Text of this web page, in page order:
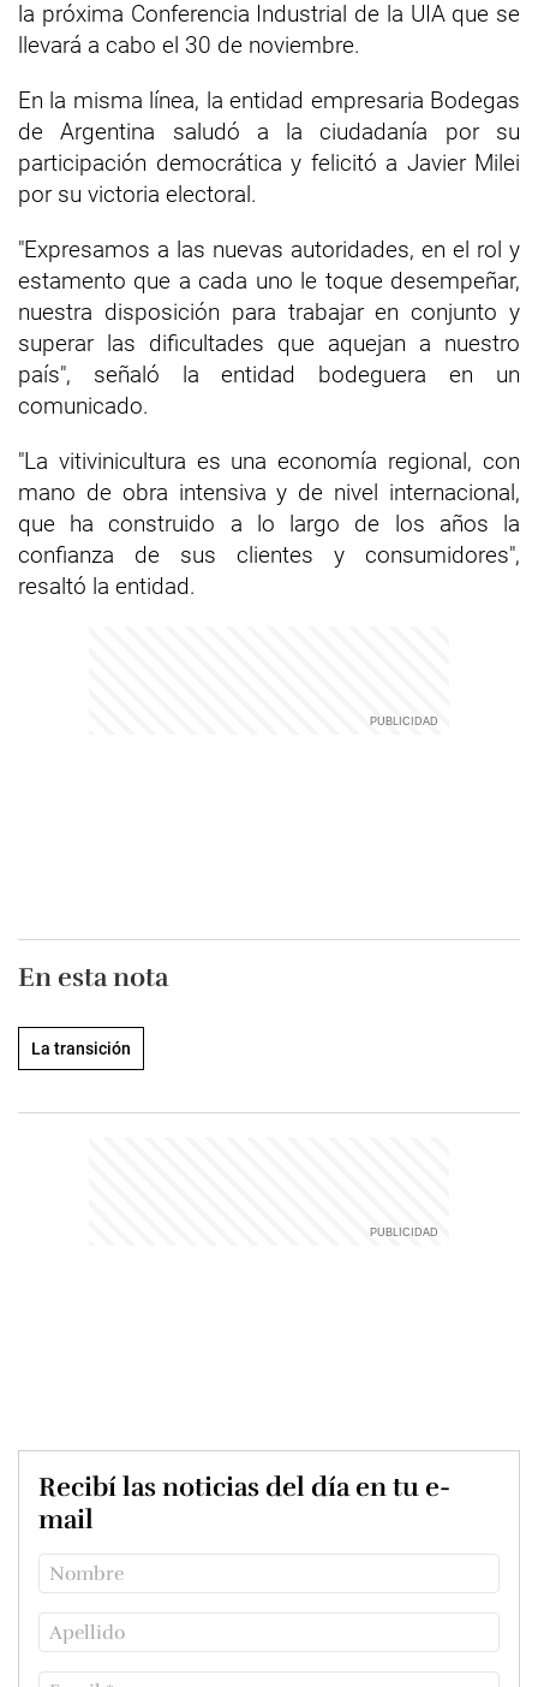
la próxima Conferencia Industrial de la UIA que se
llevará a cabo el 30 de noviembre.
En la misma línea, la entidad empresaria Bodegas
de Argentina saludó a la ciudadanía por su
participación democrática y felicitó a Javier Milei
por su victoria electoral.
"Expresamos a las nuevas autoridades, en el rol y
estamento que a cada uno le toque desempeñar,
nuestra disposición para trabajar en conjunto y
superar las dificultades que aquejan a nuestro
país", señaló la entidad bodeguera en un
comunicado.
"La vitivinicultura es una economía regional, con
mano de obra intensiva y de nivel internacional,
que ha construido a lo largo de los años la
confianza de sus clientes y consumidores",
resaltó la entidad.
En esta nota
La transición
Recibí las noticias del día en tu e-
mail